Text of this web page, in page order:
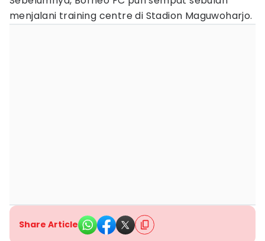
menjalani training centre di Stadion Maguwoharjo.
Share Article